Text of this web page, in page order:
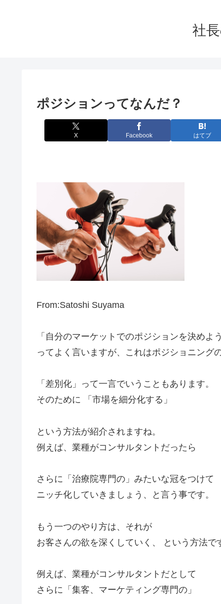
社
ポジションってなんだ？
X Facebook はてブ
From:Satoshi Suyama
「自分のマーケットでのポジションを決めよう
ってよく言いますが、これはポジショニング
「差別化」って一言でいうこともあります。
そのために 「市場を細分化する」
という方法が紹介されますね。
例えば、業種がコンサルタントだったら
さらに「治療院専門の」みたいな冠をつけて
ニッチ化していきましょう、と言う事です。
もう一つのやり方は、それが
お客さんの欲を深くしていく、 という方法で
例えば、業種がコンサルタントだとして
さらに「集客、マーケティング専門の」